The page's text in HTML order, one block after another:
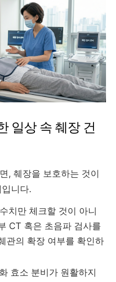
일상 속 췌장 건
, 췌장을 보호하는 것이
니다.
치만 체크할 것이 아니
CT 혹은 초음파 검사를
관의 확장 여부를 확인하
효소 분비가 원활하지